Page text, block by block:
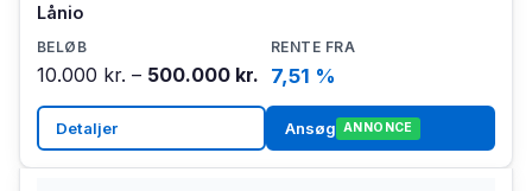
Lånio
10.000 kr. – 500.000 kr. 7,51 %
Detaljer Ansøg ANNONCE